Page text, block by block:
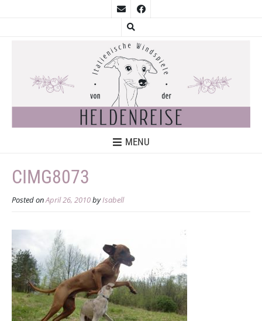
MENU
CIMG8073
Posted onApril 26, 2010byIsabell